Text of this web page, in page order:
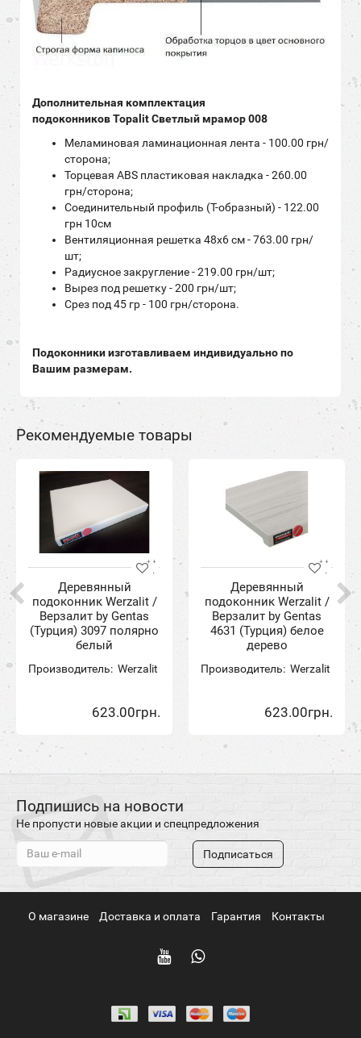
Дополнительная комплектация
подоконниковTopalit Светлый мрамор 008
Меламиновая ламинационная лента - 100.00 грн/
сторона;
Торцевая ABS пластиковая накладка - 260.00
грн/сторона;
Соединительный профиль (Т-образный) - 122.00
грн 10см
Вентиляционная решетка 48х6 см - 763.00 грн/
шт;
Радиусное закругление - 219.00 грн/шт;
Вырез под решетку - 200 грн/шт;
Срез под 45 гр - 100 грн/сторона.
Подоконники изготавливаем индивидуально по
Вашим размерам.
Рекомендуемые товары
Деревянный
подоконник Werzalit /
Верзалит by Gentas
(Турция) 3097 полярно
белый
Производитель: Werzalit
623.00грн.
Деревянный
подоконник Werzalit /
Верзалит by Gentas
4631 (Турция) белое
дерево
Производитель: Werzalit
623.00грн.
Подпишись на новости
Не пропусти новые акции и спецпредложения
Подписаться
О магазине Доставка и оплата Гарантия Контакты